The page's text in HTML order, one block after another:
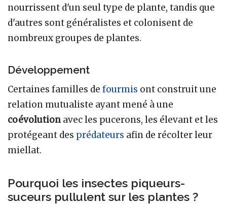
nourrissent d'un seul type de plante, tandis que
d'autres sont généralistes et colonisent de
nombreux groupes de plantes.
Développement
Certaines familles de fourmis ont construit une
relation mutualiste ayant mené à une
coévolution avec les pucerons, les élevant et les
protégeant des prédateurs afin de récolter leur
miellat.
Pourquoi les insectes piqueurs-
suceurs pullulent sur les plantes ?